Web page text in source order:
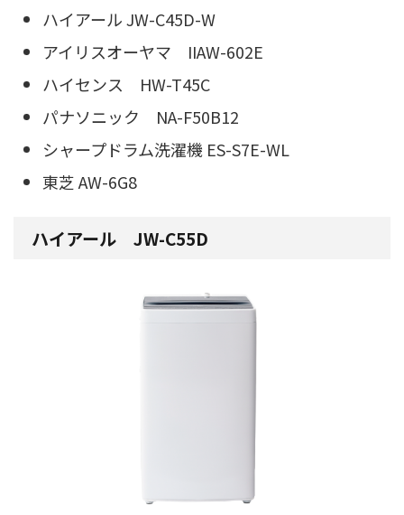
ハイアール JW-C45D-W
アイリスオーヤマ IIAW-602E
ハイセンス HW-T45C
パナソニック NA-F50B12
シャープドラム洗濯機 ES-S7E-WL
東芝 AW-6G8
ハイアール JW-C55D